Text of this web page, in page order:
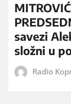
savezi
složni u
Radio